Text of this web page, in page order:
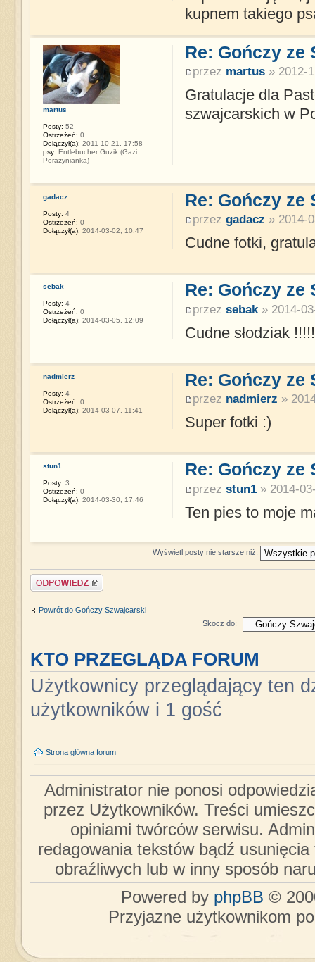
kupnem takiego
Re: Gończy ze
przez martus» 2012-
Gratulacje dla
szwajcarskich w
martus
Posty: 52
Ostrzeżeń: 0
Dołączył(a): 2011-10-21, 17:58
psy: Entlebucher Guzik (Gazi
Porażynianka)
Re: Gończy ze
przez gadacz » 2014-
Cudne fotki,
gadacz
Posty: 4
Ostrzeżeń: 0
Dołączył(a): 2014-03-02, 10:47
Re: Gończy ze
przez sebak» 2014-
Cudne słodziak
sebak
Posty: 4
Ostrzeżeń: 0
Dołączył(a): 2014-03-05, 12:09
Re: Gończy ze
przez nadmierz »
Super fotki :)
nadmierz
Posty: 4
Ostrzeżeń: 0
Dołączył(a): 2014-03-07, 11:41
Re: Gończy ze
przez stun1» 2014-
Ten pies to moje
stun1
Posty: 3
Ostrzeżeń: 0
Dołączył(a): 2014-03-30, 17:46
Wyświetl posty nie starsze niż:
Napisz komentarz
Powrót do Gończy Szwajcarski
Skocz do:
KTO PRZEGLĄDA FORUM
Użytkownicy przeglądający ten
użytkowników i 1 gość
Strona główna forum
Administrator nie ponosi
przez Użytkowników. Treści
opiniami twórców serwisu.
redagowania tekstów bądź
obraźliwych lub w inny sposób
Powered by phpBB ©
Przyjazne użytkownikom